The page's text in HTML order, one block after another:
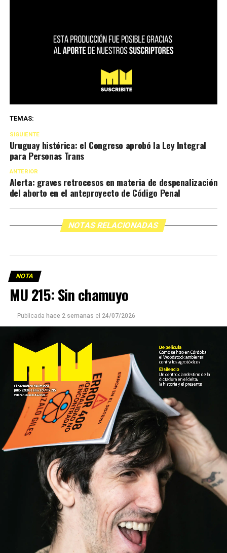
TEMAS:
SIGUIENTE
Uruguay histórica: el Congreso aprobó la Ley Integral
para Personas Trans
ANTERIOR
Alerta: graves retrocesos en materia de despenalización
del aborto en el anteproyecto de Código Penal
NOTAS RELACIONADAS
NOTA
MU 215: Sin chamuyo
Publicada hace 2 semanas el 24/07/2026